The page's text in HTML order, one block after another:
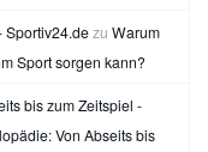
Sportiv24.dezu Warum
Sport sorgen kann?
bis zum Zeitspiel -
Von Abseits bis